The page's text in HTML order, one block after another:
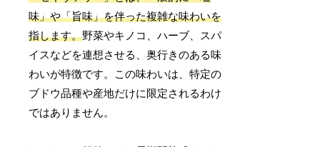
味」や「旨味」を伴った複雑な味わいを
指します。野菜やキノコ、ハーブ、スパ
イスなどを連想させる、奥行きのある味
わいが特徴です。この味わいは、特定の
ブドウ品種や産地だけに限定されるわけ
ではありません。